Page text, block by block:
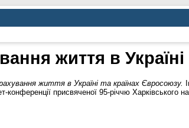
життя в
життя в Україні та країнах Євросоюзу.
конференції присвяченої 95-річчю Харківського